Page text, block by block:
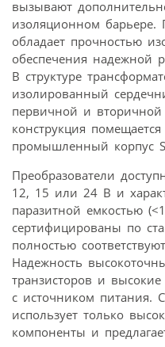
вызывают
изоляционном барьере.
обладает прочностью
обеспечения надежной
В структуре
изолированный
первичной и
конструкция
промышленный корпус
Преобразователи
12, 15 или 24 В и
паразитной емкостью
сертифицированы по
полностью
Надежность
транзисторов и
с источником питания.
использует только
компоненты и